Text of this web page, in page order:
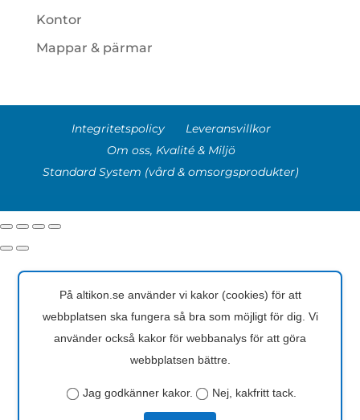
Kontor
Mappar & pärmar
Integritetspolicy
Leveransvillkor
Om oss, Kvalité & Miljö
Standard System (vård & omsorgsprodukter)
På altikon.se använder vi kakor (cookies) för att
webbplatsen ska fungera så bra som möjligt för dig. Vi
använder också kakor för webbanalys för att göra
webbplatsen bättre.
Jag godkänner kakor. Nej, kakfritt tack.